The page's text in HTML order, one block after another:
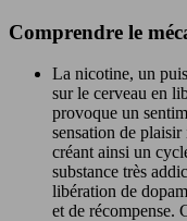
Comprendre le
La nicotine, un
sur le cerveau en
provoque un
sensation de
créant ainsi un
substance très
libération de
et de récompense.